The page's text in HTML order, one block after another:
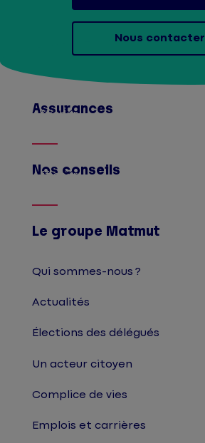
Nous contacter
Assurances
Afficher
Nos conseils
Afficher
Le groupe Matmut
Qui sommes-nous ?
Actualités
Élections des délégués
Un acteur citoyen
Complice de vies
Emplois et carrières